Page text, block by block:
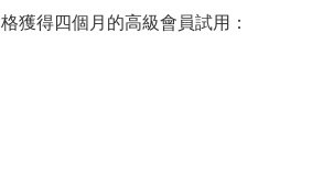
獲得四個月的高級會員試用：